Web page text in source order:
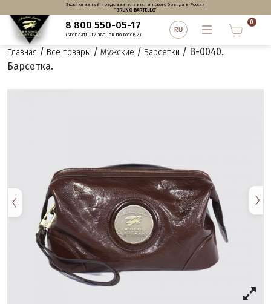
Эксклюзивный представитель итальянского бренда в России
“BRUNO BARTELLO”
8 800 550-05-17
(БЕСПЛАТНЫЙ ЗВОНОК ПО РОССИИ)
0
Главная / Все товары / Мужские / Барсетки / B-0040.
Барсетка.